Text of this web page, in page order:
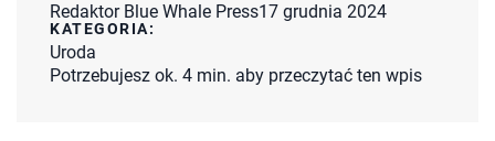
Redaktor Blue Whale Press17 grudnia 2024
KATEGORIA:
Uroda
Potrzebujesz ok. 4 min. aby przeczytać ten wpis